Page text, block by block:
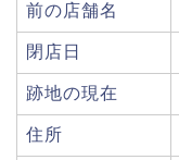
前の店舗名
閉店日
跡地の現在
住所